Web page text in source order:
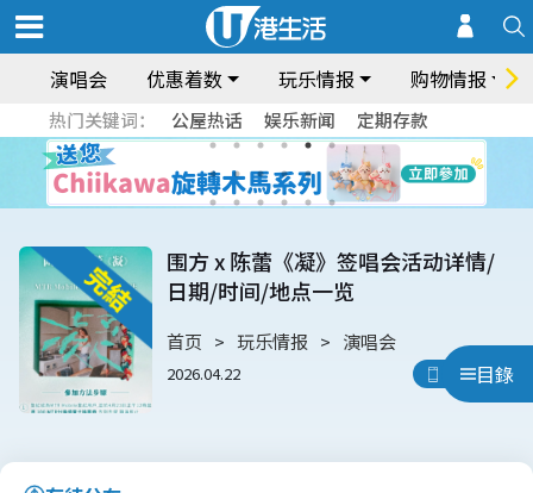
演唱会 优惠着数 玩乐情报 购物情报
热门关键词： 公屋热话 娱乐新闻 定期存款
目錄
围方 x 陈蕾《凝》签唱会活动详情/
日期/时间/地点一览
首页 玩乐情报 演唱会
2026.04.22 用App睇